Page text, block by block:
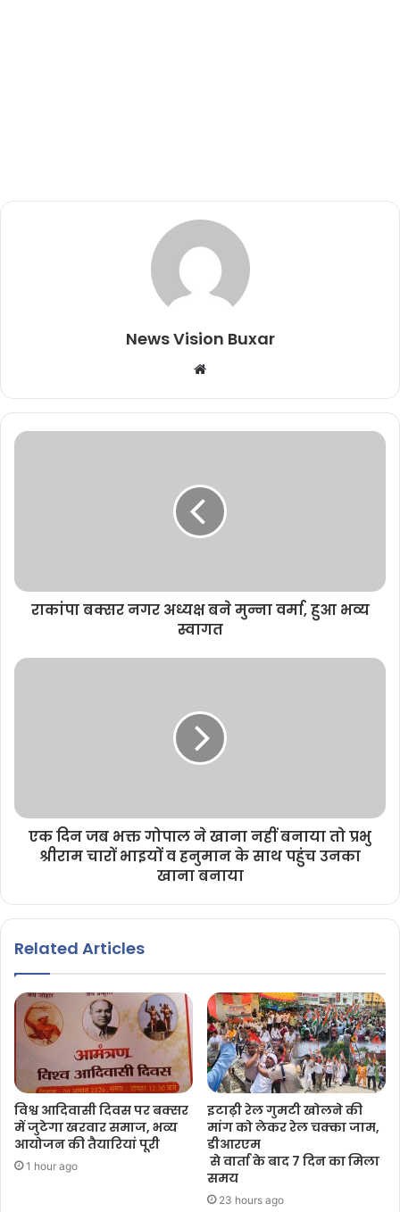
News Vision Buxar
b
s
e
राकांपा बक्सर नगर अध्यक्ष बने मुन्ना वर्मा, हुआ भव्य
स्वागत
एक दिन जब भक्त गोपाल ने खाना नहीं बनाया तो प्रभु
श्रीराम चारों भाइयों व हनुमान के साथ पहुंच उनका
खाना बनाया
Related Articles
विश्व आदिवासी दिवस पर बक्सर
में जुटेगा खरवार समाज, भव्य
आयोजन की तैयारियां पूरी
1 hour ago
इटाढ़ी रेल गुमटी खोलने की
मांग को लेकर रेल चक्का जाम,
डीआरएम
से वार्ता के बाद 7 दिन का मिला
समय
23 hours ago